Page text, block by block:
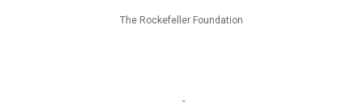
The Rockefeller Foundation